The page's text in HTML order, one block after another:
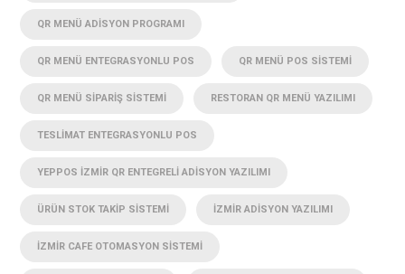
QR MENÜ ADISYON PROGRAMI
QR MENÜ ENTEGRASYONLU POS QR MENÜ POS SISTEMI
QR MENÜ SIPARIŞ SISTEMI RESTORAN QR MENÜ YAZILIMI
TESLIMAT ENTEGRASYONLU POS
YEPPOS İZMIR QR ENTEGRELI ADISYON YAZILIMI
ÜRÜN STOK TAKIP SISTEMI İZMIR ADISYON YAZILIMI
İZMIR CAFE OTOMASYON SISTEMI